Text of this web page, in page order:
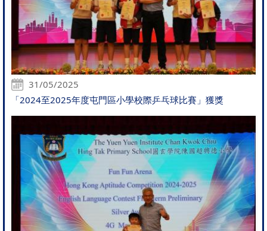
31/05/2025
「2024至2025年度屯門區小學校際乒乓球比賽」獲獎